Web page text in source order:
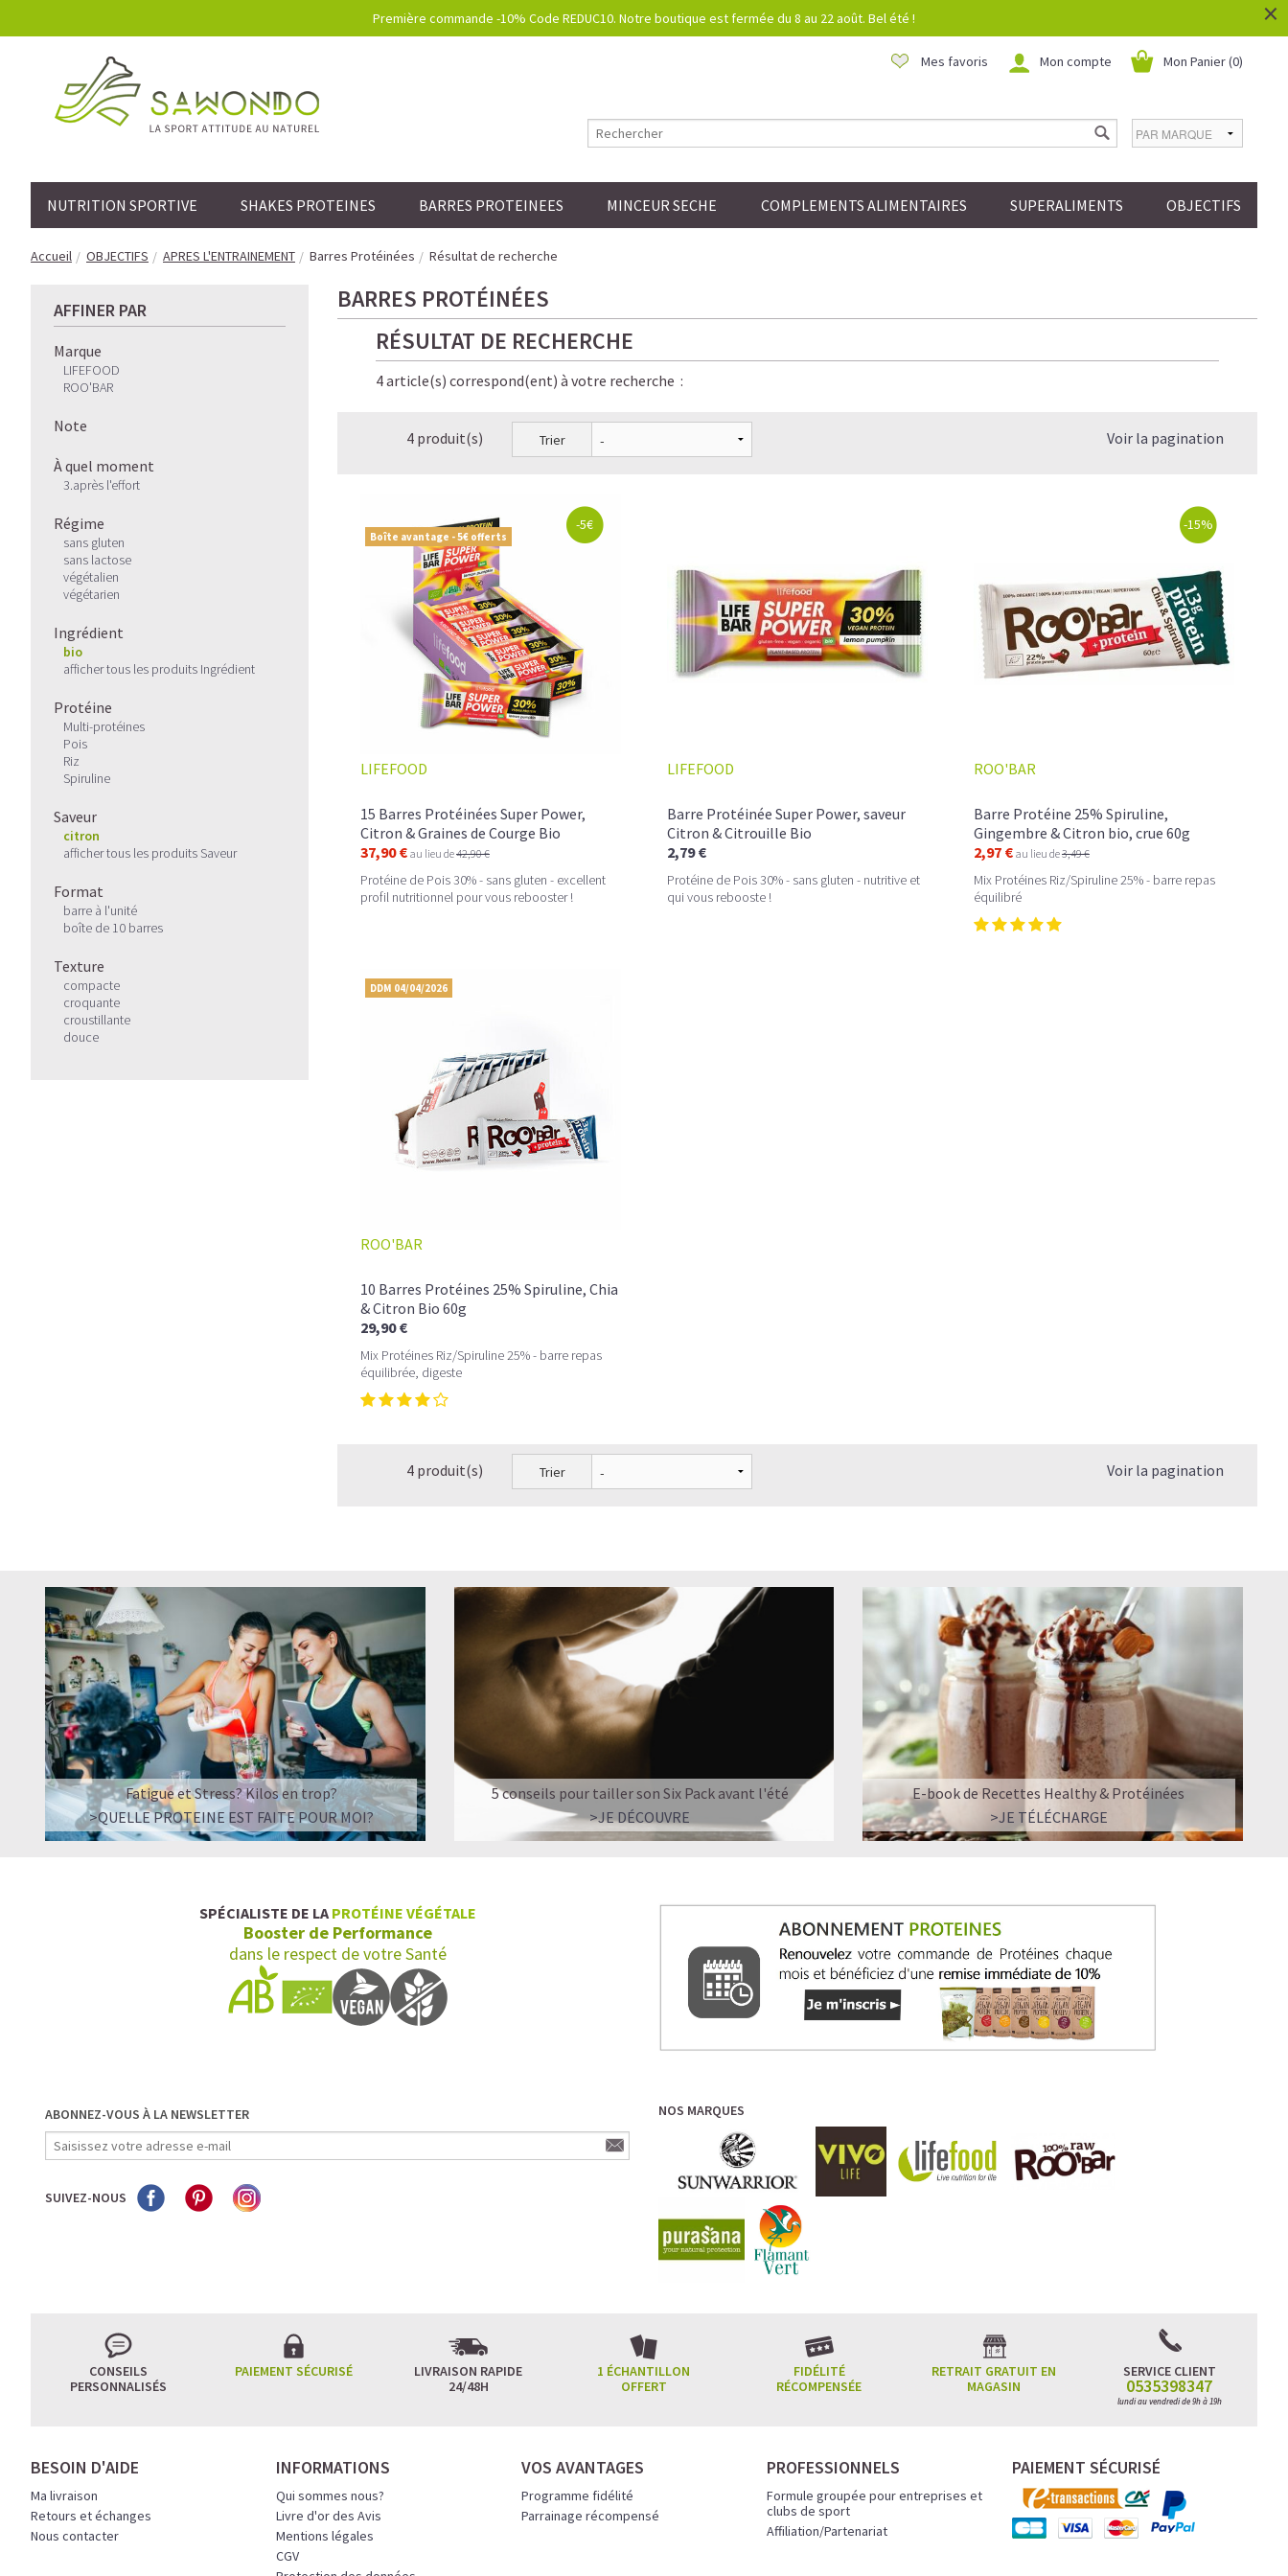
Première commande -10% Code REDUC10. Notre boutique est fermée du 8 au 22 août. Bel été ! ×
Mon Panier (0)
Mon compte
Mes favoris
NUTRITION SPORTIVE SHAKES PROTEINES BARRES PROTEINEES MINCEUR SECHE COMPLEMENTS ALIMENTAIRES SUPERALIMENTS OBJECTIFS
Accueil OBJECTIFS APRES L'ENTRAINEMENT Barres Protéinées Résultat de recherche
AFFINER PAR
Marque
LIFEFOOD
ROO'BAR
Note
À quel moment
3.après l'effort
Régime
sans gluten
sans lactose
végétalien
végétarien
Ingrédient
bio
afficher tous les produits Ingrédient
Protéine
Multi-protéines
Pois
Riz
Spiruline
Saveur
citron
afficher tous les produits Saveur
Format
barre à l'unité
boîte de 10 barres
Texture
compacte
croquante
croustillante
douce
BARRES PROTÉINÉES
RÉSULTAT DE RECHERCHE
4 article(s) correspond(ent) à votre recherche :
4 produit(s) Trier Voir la pagination
Boîte avantage - 5€ offerts
-5€
LIFEFOOD
15 Barres Protéinées Super Power,
Citron & Graines de Courge Bio
37,90 € au lieu de42,90 €
Protéine de Pois 30% - sans gluten - excellent
profil nutritionnel pour vous rebooster !
LIFEFOOD
Barre Protéinée Super Power, saveur
Citron & Citrouille Bio
2,79 €
Protéine de Pois 30% - sans gluten - nutritive et
qui vous rebooste !
-15%
ROO'BAR
Barre Protéine 25% Spiruline,
Gingembre & Citron bio, crue 60g
2,97 € au lieu de3,49 €
Mix Protéines Riz/Spiruline 25% - barre repas
équilibré
DDM 04/04/2026
ROO'BAR
10 Barres Protéines 25% Spiruline, Chia
& Citron Bio 60g
29,90 €
Mix Protéines Riz/Spiruline 25% - barre repas
équilibrée, digeste
4 produit(s) Trier Voir la pagination
Fatigue et Stress? Kilos en trop?
>QUELLE PROTEINE EST FAITE POUR MOI?
5 conseils pour tailler son Six Pack avant l'été
>JE DÉCOUVRE
E-book de Recettes Healthy & Protéinées
>JE TÉLÉCHARGE
SPÉCIALISTE DE LA PROTÉINE VÉGÉTALE
Booster de Performance
dans le respect de votre Santé
ABONNEZ-VOUS À LA NEWSLETTER
SUIVEZ-NOUS
NOS MARQUES
CONSEILS
PERSONNALISÉS
PAIEMENT SÉCURISÉ
LIVRAISON RAPIDE
24/48H
1 ÉCHANTILLON
OFFERT
FIDÉLITÉ
RÉCOMPENSÉE
RETRAIT GRATUIT EN
MAGASIN
SERVICE CLIENT
0535398347
lundi au vendredi de 9h à 19h
BESOIN D'AIDE
Ma livraison
Retours et échanges
Nous contacter
INFORMATIONS
Qui sommes nous?
Livre d'or des Avis
Mentions légales
CGV
VOS AVANTAGES
Programme fidélité
Parrainage récompensé
PROFESSIONNELS
Formule groupée pour entreprises et
clubs de sport
Affiliation/Partenariat
PAIEMENT SÉCURISÉ